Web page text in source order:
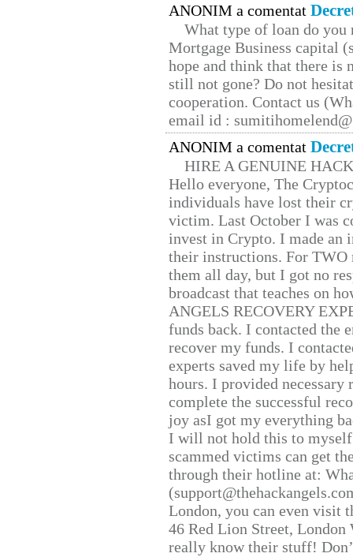
ANONIM a comentat
What type of loan do you
Mortgage Business capital
hope and think that there is
still not gone? Do not
cooperation. Contact us
email id :
ANONIM a comentat
HIRE A GENUINE
Hello everyone, The
individuals have lost their
victim. Last October I was
invest in Crypto. I made
their instructions. For TWO
them all day, but I got no
broadcast that teaches on
ANGELS RECOVERY
funds back. I contacted the
recover my funds. I
experts saved my life by
hours. I provided
complete the successful
joy asI got my everything
I will not hold this to
scammed victims can get
through their hotline at:
London, you can even visit
46 Red Lion Street, London
really know their stuff!